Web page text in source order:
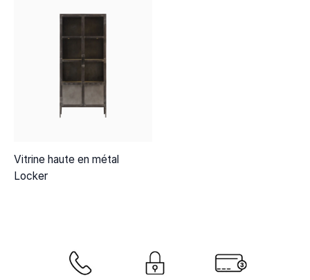
Vitrine haute en métal
Locker